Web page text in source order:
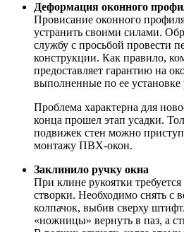
Деформация оконного
Провисание оконного
устранить своими силами.
службу с просьбой провести
конструкции. Как правило,
предоставляет гарантию на
выполненные по ее установке
Проблема характерна для
конца прошел этап усадки.
подвижек стен можно
монтажу ПВХ-окон.
Заклинило ручку окна
При клине рукоятки
створки. Необходимо снять с
колпачок, выбив сверху
«ножницы» вернуть в паз, а